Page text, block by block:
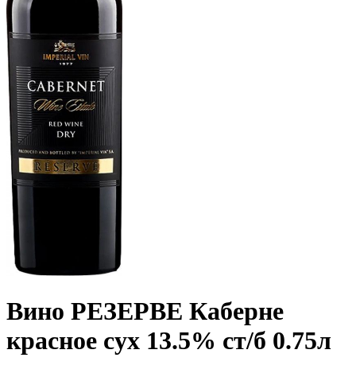
Вино РЕЗЕРВЕ Каберне
красное сух 13.5% ст/б 0.75л